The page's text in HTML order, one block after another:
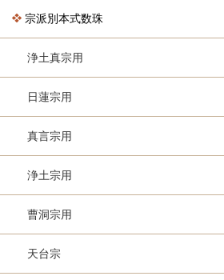
宗派別本式数珠
浄土真宗用
日蓮宗用
真言宗用
浄土宗用
曹洞宗用
天台宗